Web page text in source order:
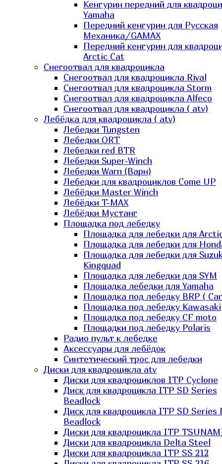
Кенгурин передний для
Yamaha
Передний кенгурин для Русская
Механика/GAMAX
Передний кенгурин для
Arctic Cat
Снегоотвал для квадроцикла
Снегоотвал для квадроцикла Rival
Снегоотвал для квадроцикла Storm
Снегоотвал для квадроцикла Alfeco
Снегоотвал для квадроцикла ( atv)
Лебёдка для квадроцикла ( atv)
Лебедки Tungsten
Лебедки ORT
Лебедки red BTR
Лебедки Super-Winch
Лебедки Warn (Варн)
Лебедки для квадроциклов Come UP
Лебёдки Master Winch
Лебёдки T-MAX
Лебёдки Мустанг
Площадка под лебедку
Площадка для лебедки для
Площадка для лебедки для
Площадка для лебедки для
Kingquad
Площадка для лебедки для SYM
Площадка лебедки для Yamaha
Площадка под лебедку BRP (
Площадка под лебедку Kawasaki
Площадка под лебедку СF moto
Площадки под лебедку Polaris
Радио пульт к лебедке
Аксессуары для лебёдок
Синтетический трос для лебедки
Диски для квадроцикла atv
Диски для квадроциклов ITP Cyclone
Диск для квадроцикла ITP SD Series
Beadlock
Диск для квадроцикла ITP SD Series
Beadlock
Диски для квадроцикла ITP
Диски для квадроцикла Delta Steel
Диски для квадроцикла ITP SS 212